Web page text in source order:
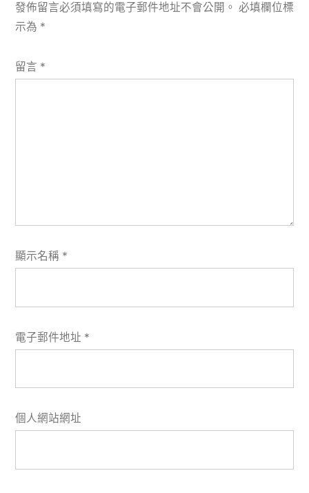
發佈留言必須填寫的電子郵件地址不會公開。 必填欄位標
示為 *
留言 *
顯示名稱 *
電子郵件地址 *
個人網站網址